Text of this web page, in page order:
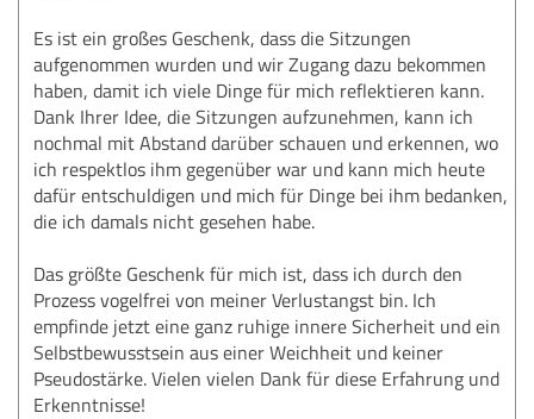
Es ist ein großes Geschenk, dass die Sitzungen
aufgenommen wurden und wir Zugang dazu bekommen
haben, damit ich viele Dinge für mich reflektieren kann.
Dank Ihrer Idee, die Sitzungen aufzunehmen, kann ich
nochmal mit Abstand darüber schauen und erkennen, wo
ich respektlos ihm gegenüber war und kann mich heute
dafür entschuldigen und mich für Dinge bei ihm bedanken,
die ich damals nicht gesehen habe.
Das größte Geschenk für mich ist, dass ich durch den
Prozess vogelfrei von meiner Verlustangst bin. Ich
empfinde jetzt eine ganz ruhige innere Sicherheit und ein
Selbstbewusstsein aus einer Weichheit und keiner
Pseudostärke. Vielen vielen Dank für diese Erfahrung und
Erkenntnisse!